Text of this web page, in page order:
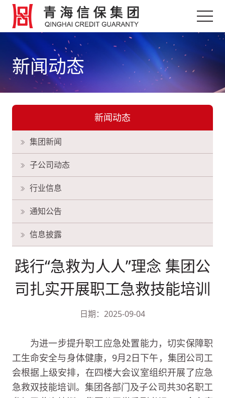
新闻动态
新闻动态
集团新闻
子公司动态
行业信息
通知公告
信息披露
践行“急救为人人”理念 集团公
司扎实开展职工急救技能培训
日期：2025-09-04
为进一步提升职工应急处置能力，切实保障职
工生命安全与身体健康，9月2日下午，集团公司工
会根据上级安排，在四楼大会议室组织开展了应急
急救双技能培训。集团各部门及子公司共30名职工